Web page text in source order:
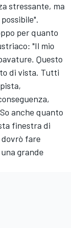
stressante, ma
per quanto
"Il mio
Questo
di vista. Tutti
anche quanto
finestra di
dovrò fare
grande